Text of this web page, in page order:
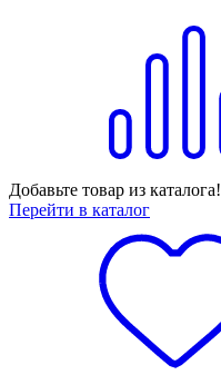
Добавьте товар из каталога!
Перейти в каталог